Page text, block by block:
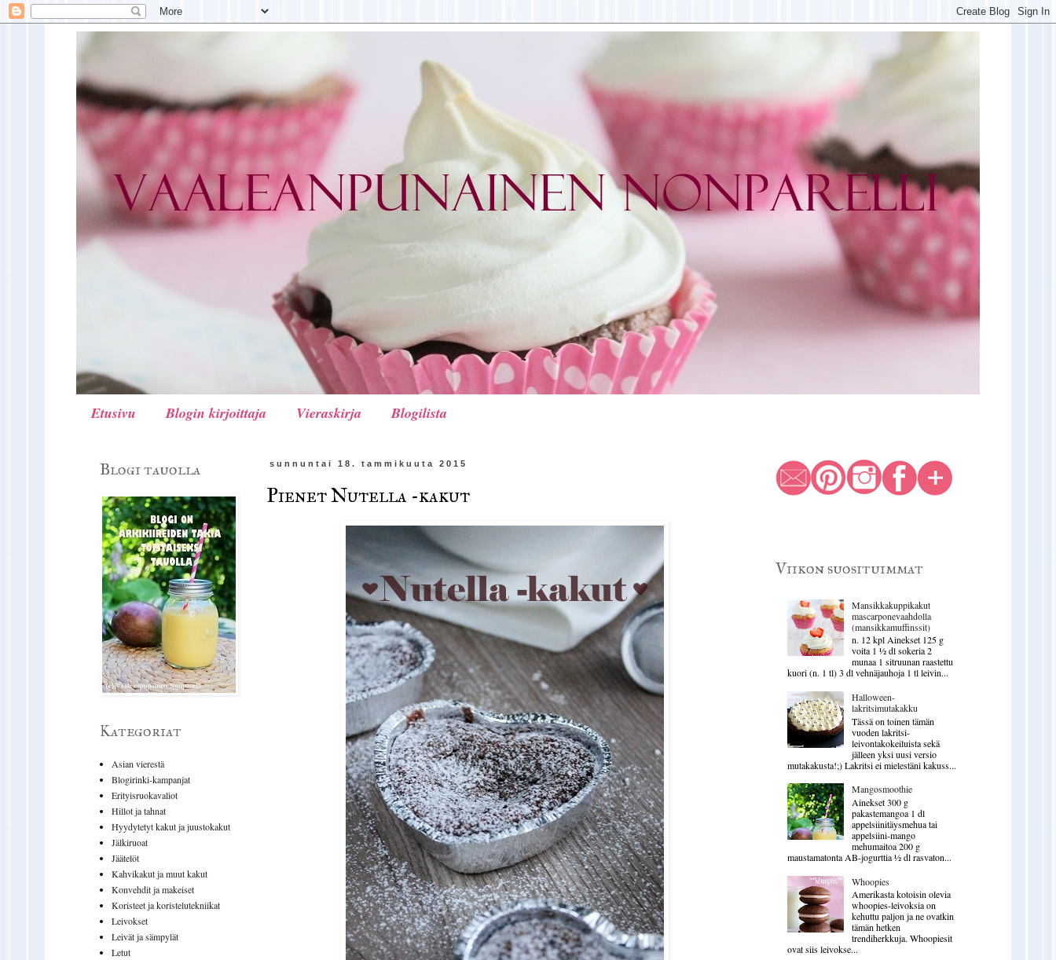
Etusivu Blogin kirjoittaja Vieraskirja Blogilista
sunnuntai 18. tammikuuta 2015
Pienet Nutella -kakut
Blogi tauolla
Kategoriat
Asian vierestä
Blogirinki-kampanjat
Erityisruokavaliot
Hillot ja tahnat
Hyydytetyt kakut ja juustokakut
Jälkiruoat
Jäätelöt
Kahvikakut ja muut kakut
Konvehdit ja makeiset
Koristeet ja koristelutekniikat
Leivokset
Leivät ja sämpylät
Letut
Viikon suosituimmat
Mansikkakuppikakut
mascarponevaahdolla
(mansikkamuffinssit)
n. 12 kpl Ainekset 125 g
voita 1 ½ dl sokeria 2
munaa 1 sitruunan raastettu
kuori (n. 1 tl) 3 dl vehnäjauhoja 1 tl leivin...
Halloween-
lakritsimutakakku
Tässä on toinen tämän
vuoden lakritsi-
leivontakokeiluista sekä
jälleen yksi uusi versio
mutakakusta!;) Lakritsi ei mielestäni kakuss...
Mangosmoothie
Ainekset 300 g
pakastemangoa 1 dl
appelsiinitäysmehua tai
appelsiini-mango
mehumaitoa 200 g
maustamatonta AB-jogurttia ½ dl rasvaton...
Whoopies
Amerikasta kotoisin olevia
whoopies-leivoksia on
kehuttu paljon ja ne ovatkin
tämän hetken
trendiherkkuja. Whoopiesit
ovat siis leivokse...